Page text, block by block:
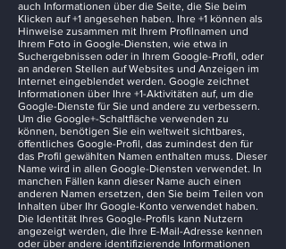
auch Informationen über die Seite, die Sie beim
Klicken auf +1 angesehen haben. Ihre +1 können als
Hinweise zusammen mit Ihrem Profilnamen und
Ihrem Foto in Google-Diensten, wie etwa in
Suchergebnissen oder in Ihrem Google-Profil, oder
an anderen Stellen auf Websites und Anzeigen im
Internet eingeblendet werden. Google zeichnet
Informationen über Ihre +1-Aktivitäten auf, um die
Google-Dienste für Sie und andere zu verbessern.
Um die Google+-Schaltfläche verwenden zu
können, benötigen Sie ein weltweit sichtbares,
öffentliches Google-Profil, das zumindest den für
das Profil gewählten Namen enthalten muss. Dieser
Name wird in allen Google-Diensten verwendet. In
manchen Fällen kann dieser Name auch einen
anderen Namen ersetzen, den Sie beim Teilen von
Inhalten über Ihr Google-Konto verwendet haben.
Die Identität Ihres Google-Profils kann Nutzern
angezeigt werden, die Ihre E-Mail-Adresse kennen
oder über andere identifizierende Informationen